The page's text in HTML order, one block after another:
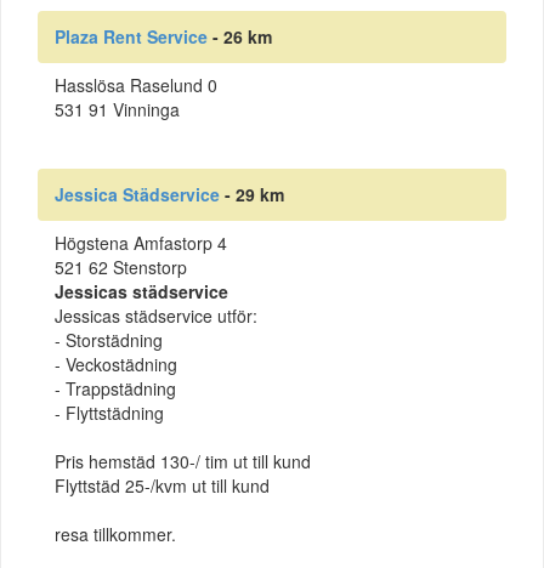
Plaza Rent Service - 26 km
Hasslösa Raselund 0
531 91 Vinninga
Jessica Städservice - 29 km
Högstena Amfastorp 4
521 62 Stenstorp
Jessicas städservice
Jessicas städservice utför:
- Storstädning
- Veckostädning
- Trappstädning
- Flyttstädning
Pris hemstäd 130-/ tim ut till kund
Flyttstäd 25-/kvm ut till kund
resa tillkommer.